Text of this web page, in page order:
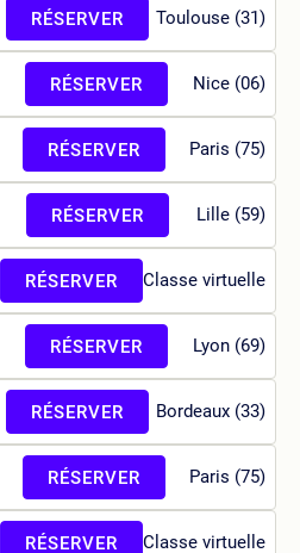
Toulouse (31)
RÉSERVER
Nice (06)
RÉSERVER
Paris (75)
RÉSERVER
Lille (59)
RÉSERVER
Classe virtuelle
RÉSERVER
Lyon (69)
RÉSERVER
Bordeaux (33)
RÉSERVER
Paris (75)
RÉSERVER
Classe virtuelle
RÉSERVER